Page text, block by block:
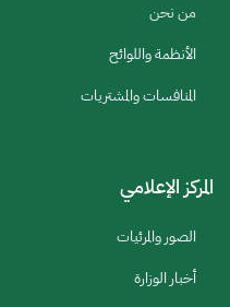
من نحن
الأنظمة واللوائح
المنافسات والمشتريات
المركز الإعلامي
الصور والمرئيات
أخبار الوزارة